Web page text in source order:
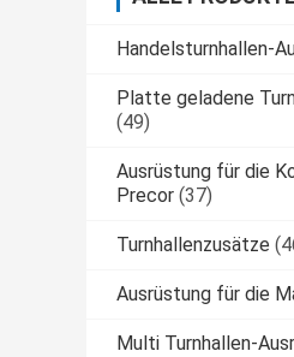
Handelsturnhallen-
Platte geladene
(49)
Ausrüstung für die
Precor (37)
Turnhallenzusätze
Ausrüstung für die
Multi Turnhallen-